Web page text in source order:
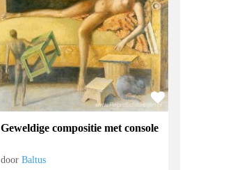
Geweldige compositie met console
doorBaltus